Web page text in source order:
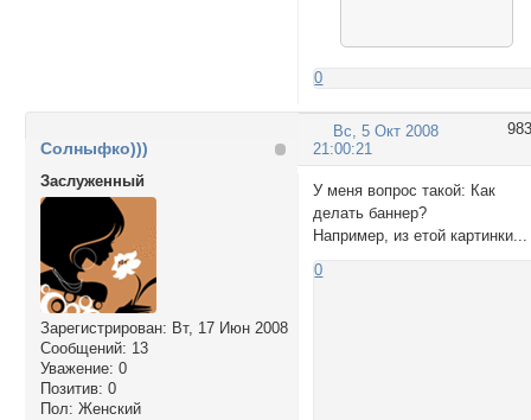
0
983
Вс, 5 Окт 2008
21:00:21
Солныфко)))
Заслуженный
Зарегистрирован: Вт, 17 Июн 2008
Сообщений: 13
Уважение: 0
Позитив: 0
Пол: Женский
У меня вопрос такой: Как
делать баннер?
Например, из етой картинки...
0